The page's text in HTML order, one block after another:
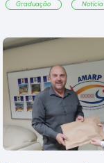
Graduação Notícia